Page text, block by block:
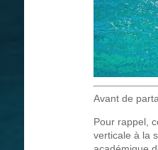
Avant de
Pour rappel,
verticale à la